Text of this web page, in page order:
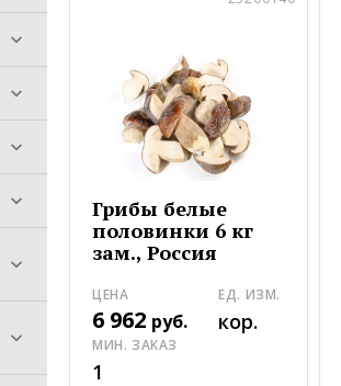
Грибы белые
половинки 6 кг
зам., Россия
ЦЕНА
6 962 руб.
ЕД. ИЗМ.
кор.
МИН. ЗАКАЗ
1